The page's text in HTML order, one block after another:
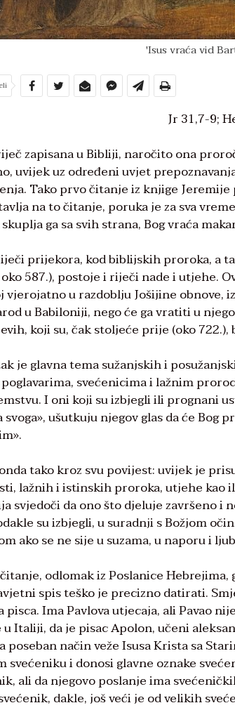
'Isus vraća vid
Jr 31,7-9;
zapisana u Bibliji, naročito ona
uvijek uz određeni uvjet
Tako prvo čitanje iz knjige
na to čitanje, poruka je za sva
ga sa svih strana, Bog vraća
prijekora, kod biblijskih proroka, a
587.), postoje i riječi nade i utjehe.
vjerojatno u razdoblju Jošijine obnove,
u Babiloniji, nego će ga vratiti u
koji su, čak stoljeće prije (oko
je glavna tema sužanjskih i
svećenicima i lažnim
I oni koji su izbjegli ili prognani
svoga», ušutkuju njegov glas da će
tako kroz svu povijest: uvijek je
lažnih i istinskih proroka, utjehe kao
svjedoči da ono što djeluje završeno i
su izbjegli, u suradnji s Božjom
ako se ne sije u suzama, u naporu i
odlomak iz Poslanice Hebrejima,
spis teško je precizno datirati.
pisca. Ima Pavlova utjecaja, ali Pavao
Italiji, da je pisac Apolon, učeni
poseban način veže Isusa Krista sa
svećeniku i donosi glavne oznake
ali da njegovo poslanje ima
dakle, još veći je od velikih